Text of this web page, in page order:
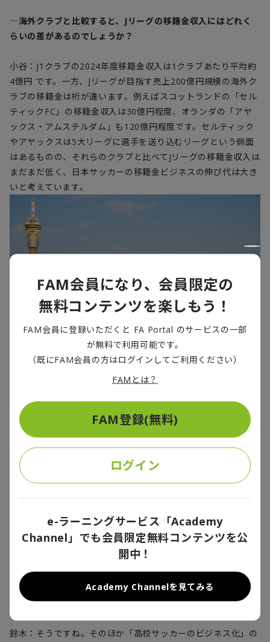
―海外クラブと比較すると、Jリーグの移籍金収入にはどれく
らいの差があるのでしょうか？
小谷：J1クラブの2024年度移籍金収入は1クラブあたり平均約
4億円 です。一方、Jリーグが目指す売上200億円規模の海外ク
ラブの移籍金は桁が違います。例えばスコットランドの「セル
ティックFC」の移籍金収入は30億円程度、オランダの「アヤ
ックス・アムステルダム」も120億円程度です。セルティック
やアヤックスは5大リーグに選手を送り込むリーグという側面
はあるものの、それらのクラブと比べてJリーグの移籍金収入は
まだまだ低く、日本サッカーの移籍金ビジネスの伸び代は大き
いと考えています。
高校サッカーのビジネス化の動きに注目
―元プロサッカー選手の視点から、注目しているサッカービジ
ネスのトレンドはありますか？
鈴木：海外クラブのトライアウトを支援するエージェントビジ
ネスの需要はより増していくのではないでしょうか。プロを目
指す日本選手が増えている一方、日本のJリーグクラブの数は
ている」という選手は増えていると思います。とくに近年は、
高校生や大学生が海外へトライアウトに挑戦するケースがよく
小谷：日本サッカーのグローバル化も背景にあるのでしょう
ね。
鈴木：そうですね。そのほか「高校サッカーのビジネス化」の
FAM会員になり、会員限定の
無料コンテンツを楽しもう！
FAM会員に登録いただくと FA Portal のサービスの一部
が無料で利用可能です。
（既にFAM会員の方はログインしてご利用ください）
FAMとは？
FAM登録(無料)
ログイン
e-ラーニングサービス「Academy
Channel」でも会員限定無料コンテンツを公
開中！
Academy Channelを見てみる